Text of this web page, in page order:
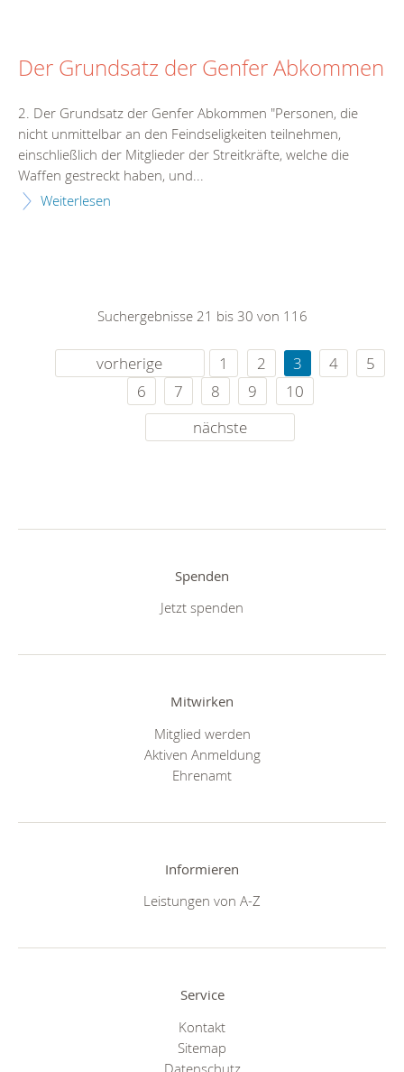
Der Grundsatz der Genfer Abkommen
2. Der Grundsatz der Genfer Abkommen "Personen, die
nicht unmittelbar an den Feindseligkeiten teilnehmen,
einschließlich der Mitglieder der Streitkräfte, welche die
Waffen gestreckt haben, und...
Weiterlesen
Suchergebnisse 21 bis 30 von 116
vorherige 1 2 3 4
5
6
7 8 9
10
nächste
Spenden
Jetzt spenden
Mitwirken
Mitglied werden
Aktiven Anmeldung
Ehrenamt
Informieren
Leistungen von A-Z
Service
Kontakt
Sitemap
Datenschutz